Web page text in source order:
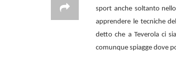
sport anche soltanto
apprendere le tecniche
detto che a Teverola ci
comunque spiagge dove